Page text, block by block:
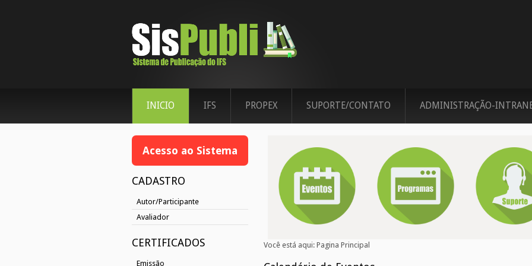
INICIO IFS PROPEX SUPORTE/CONTATO ADMINISTRAÇÃO-
Acesso ao Sistema
CADASTRO
Autor/Participante
Avaliador
CERTIFICADOS
Emissão
Você está aqui: Pagina Principal